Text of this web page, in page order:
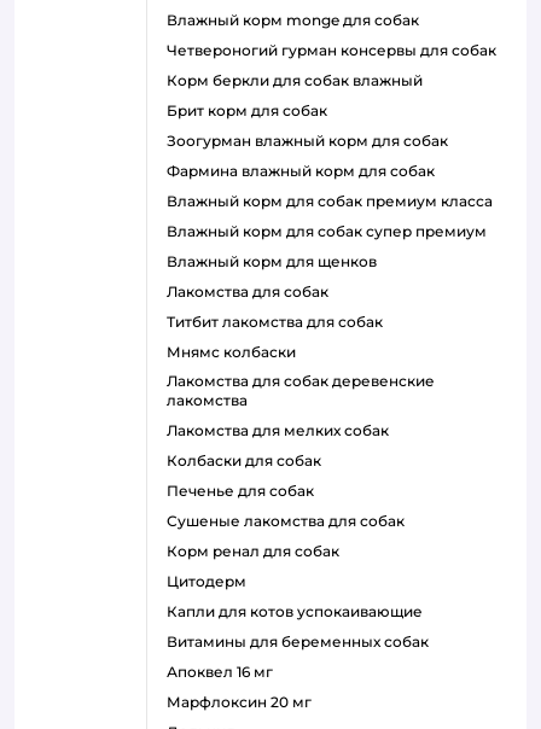
влажный корм monge для собак
четвероногий гурман консервы для собак
корм беркли для собак влажный
брит корм для собак
зоогурман влажный корм для собак
фармина влажный корм для собак
влажный корм для собак премиум класса
влажный корм для собак супер премиум
влажный корм для щенков
лакомства для собак
титбит лакомства для собак
мнямс колбаски
лакомства для собак деревенские
лакомства
лакомства для мелких собак
колбаски для собак
печенье для собак
сушеные лакомства для собак
корм ренал для собак
цитодерм
капли для котов успокаивающие
витамины для беременных собак
апоквел 16 мг
марфлоксин 20 мг